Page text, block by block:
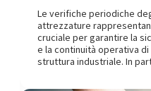
Le verifiche periodiche
attrezzature
cruciale per garantire la
e la continuità operativa
struttura industriale. In